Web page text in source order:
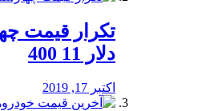
تکرار قیمت
دلار 11 400
اکتبر 17, 2019